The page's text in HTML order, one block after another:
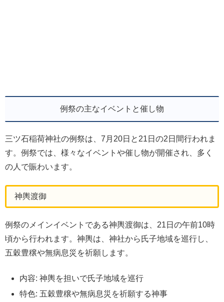
例祭の主なイベントと催し物
三ツ石稲荷神社の例祭は、7月20日と21日の2日間行われま
す。例祭では、様々なイベントや催し物が開催され、多く
の人で賑わいます。
神輿渡御
例祭のメインイベントである神輿渡御は、21日の午前10時
頃から行われます。神輿は、神社から氏子地域を巡行し、
五穀豊穣や無病息災を祈願します。
内容: 神輿を担いで氏子地域を巡行
特色: 五穀豊穣や無病息災を祈願する神事